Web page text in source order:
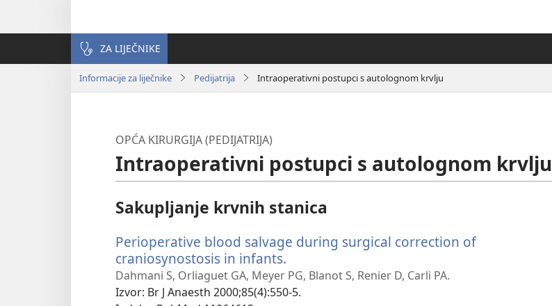
ZA LIJEČNIKE
Informacije za liječnike Pedijatrija Intraoperativni postupci s autolognom krvlju
OPĆA KIRURGIJA (PEDIJATRIJA)
Intraoperativni postupci s autolognom krvlju
Sakupljanje krvnih stanica
Perioperative blood salvage during surgical correction of
craniosynostosis in infants.
se
novi
Dahmani S, Orliaguet GA, Meyer PG, Blanot S, Renier D, Carli PA.
Izvor‎: Br J Anaesth 2000;85(4):550-5.